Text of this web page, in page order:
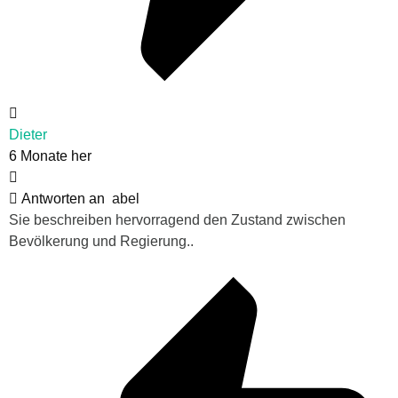
Dieter
6 Monate her
Antworten an abel
Sie beschreiben hervorragend den Zustand zwischen
Bevölkerung und Regierung..